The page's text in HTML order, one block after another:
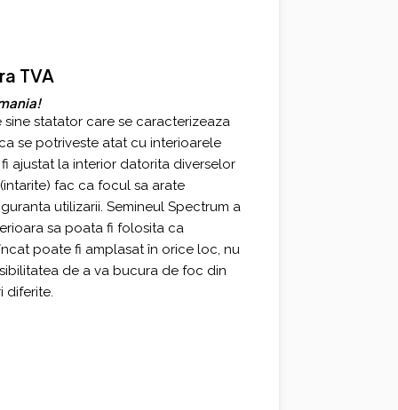
TVA
statator care se caracterizeaza
se potriveste atat cu interioarele
ajustat la interior datorita diverselor
fac ca focul sa arate
utilizarii. Semineul Spectrum a
sa poata fi folosita ca
poate fi amplasat în orice loc, nu
de a va bucura de foc din
diferite.